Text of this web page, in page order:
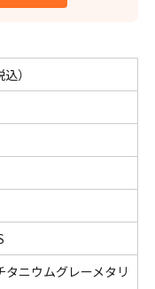
）
タニウムグレーメタリ